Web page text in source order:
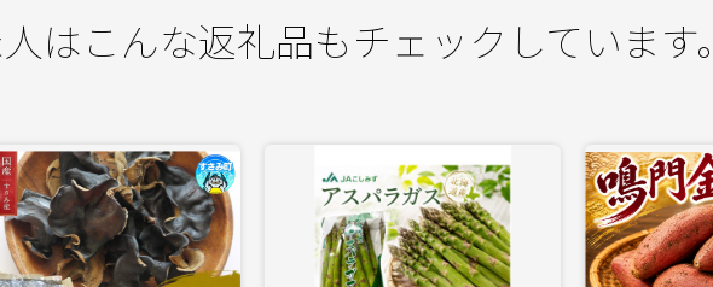
はこんな返礼品もチェックしています。